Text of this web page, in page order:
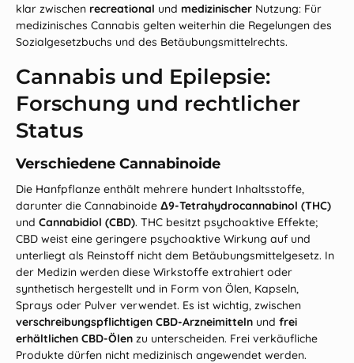
klar zwischen recreational und medizinischer Nutzung: Für
medizinisches Cannabis gelten weiterhin die Regelungen des
Sozialgesetzbuchs und des Betäubungsmittelrechts.
Cannabis und Epilepsie:
Forschung und rechtlicher
Status
Verschiedene Cannabinoide
Die Hanfpflanze enthält mehrere hundert Inhaltsstoffe,
darunter die Cannabinoide Δ9‑Tetrahydrocannabinol (THC)
und Cannabidiol (CBD). THC besitzt psychoaktive Effekte;
CBD weist eine geringere psychoaktive Wirkung auf und
unterliegt als Reinstoff nicht dem Betäubungsmittelgesetz. In
der Medizin werden diese Wirkstoffe extrahiert oder
synthetisch hergestellt und in Form von Ölen, Kapseln,
Sprays oder Pulver verwendet. Es ist wichtig, zwischen
verschreibungspflichtigen CBD‑Arzneimitteln und frei
erhältlichen CBD‑Ölen zu unterscheiden. Frei verkäufliche
Produkte dürfen nicht medizinisch angewendet werden.